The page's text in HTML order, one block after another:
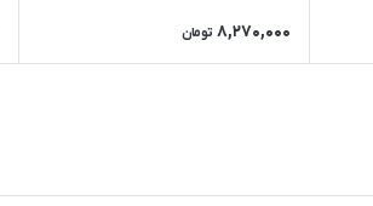
8,270,000 تومان